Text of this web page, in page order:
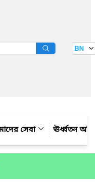
BN
সেবা ঊর্ধ্বতন